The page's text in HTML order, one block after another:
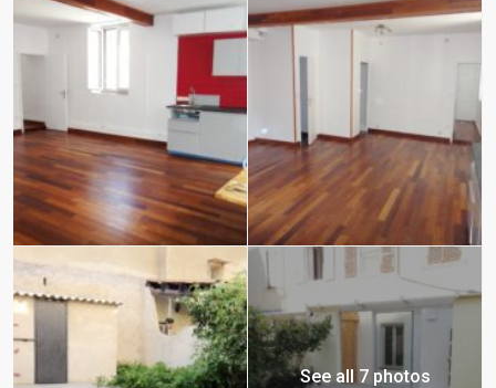
See all 7 photos